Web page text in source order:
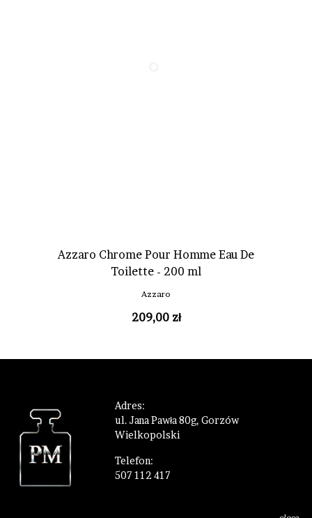
Azzaro Chrome Pour Homme Eau De
Toilette - 200 ml
Azzaro
209,00 zł
Adres:
ul. Jana Pawła 80g, Gorzów
Wielkopolski
Telefon:
507 112 417